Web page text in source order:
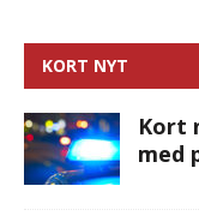
KORT NYT
Kort
med